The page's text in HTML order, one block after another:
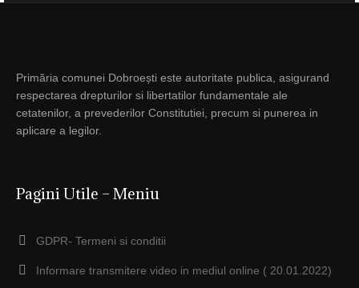
Primăria comunei Dobroești este autoritate publica, asigurand
respectarea drepturilor si libertatilor fundamentale ale
cetatenilor, a prevederilor Constitutiei, precum si punerea in
aplicare a legilor.
Pagini Utile – Meniu
GDPR- Termeni si conditii
Informare transmitere video in mediul online ( 20.01.2022)